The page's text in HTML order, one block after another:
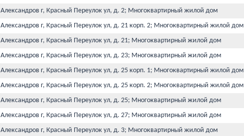
Александров г, Красный Переулок ул, д. 2; Многоквартирный жилой дом
Александров г, Красный Переулок ул, д. 21 корп. 2; Многоквартирный жилой дом
Александров г, Красный Переулок ул, д. 21; Многоквартирный жилой дом
Александров г, Красный Переулок ул, д. 23; Многоквартирный жилой дом
Александров г, Красный Переулок ул, д. 25 корп. 1; Многоквартирный жилой дом
Александров г, Красный Переулок ул, д. 25 корп. 2; Многоквартирный жилой дом
Александров г, Красный Переулок ул, д. 25; Многоквартирный жилой дом
Александров г, Красный Переулок ул, д. 27; Многоквартирный жилой дом
Александров г, Красный Переулок ул, д. 3; Многоквартирный жилой дом